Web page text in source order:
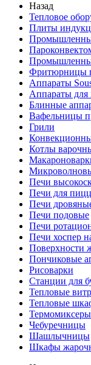
Назад
Тепловое
Плиты
Фритюрницы
Аппараты
Аппараты для
Блинные
Вафельницы
Грили
Котлы
Печи
Печи для
Печи
Печи подовые
Печи
Печи хоспер
Поверхности
Пончиковые
Рисоварки
Станции для
Тепловые
Тепловые
Чебуречницы
Шашлычницы
Шкафы